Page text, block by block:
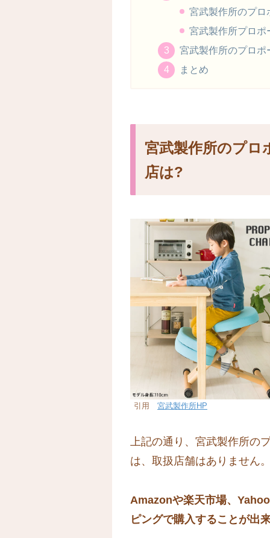
宮武製作所のプロ
宮武製作所プロポ
宮武製作所のプロ
まとめ
宮武製作所のプロ
店は?
引用 宮武製作所HP
上記の通り、宮武製作所の
は、取扱店舗はありません。
Amazonや楽天市場、
ピングで購入することが出来